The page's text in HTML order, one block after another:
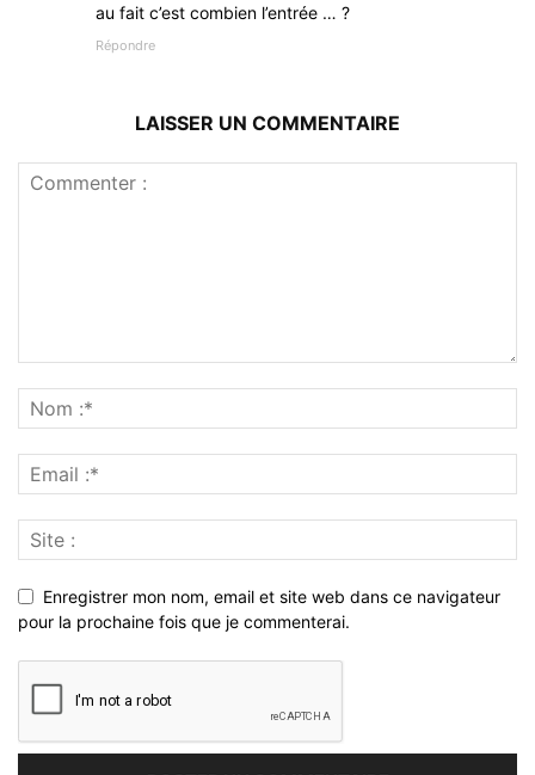
au fait c’est combien l’entrée … ?
Répondre
LAISSER UN COMMENTAIRE
Enregistrer mon nom, email et site web dans ce navigateur
pour la prochaine fois que je commenterai.